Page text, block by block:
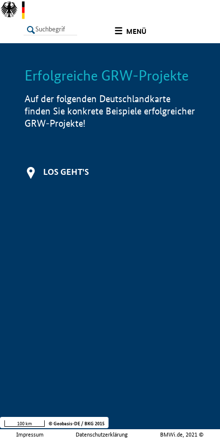
MENÜ
LISTE Info
Erfolgreiche GRW-Projekte
Auf der folgenden Deutschlandkarte
finden Sie konkrete Beispiele erfolgreicher
GRW-Projekte!
LOS GEHT'S
Impressum Datenschutzerklärung BMWi.de, 2021 ©
100 km © Geobasis-DE / BKG 2015